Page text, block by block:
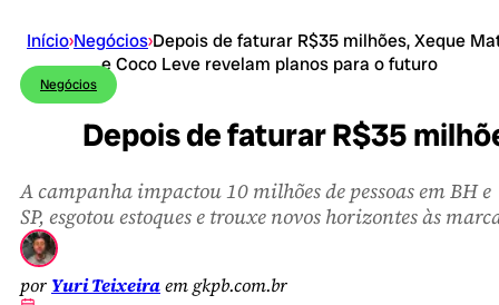
Início›Negócios›Depois de faturar R$35 milhões, Xeque
e Coco Leve revelam planos para o futuro
Negócios
Depois de faturar R$35
A campanha impactou 10 milhões de pessoas em BH e
SP, esgotou estoques e trouxe novos horizontes às
por Yuri Teixeiraem gkpb.com.br